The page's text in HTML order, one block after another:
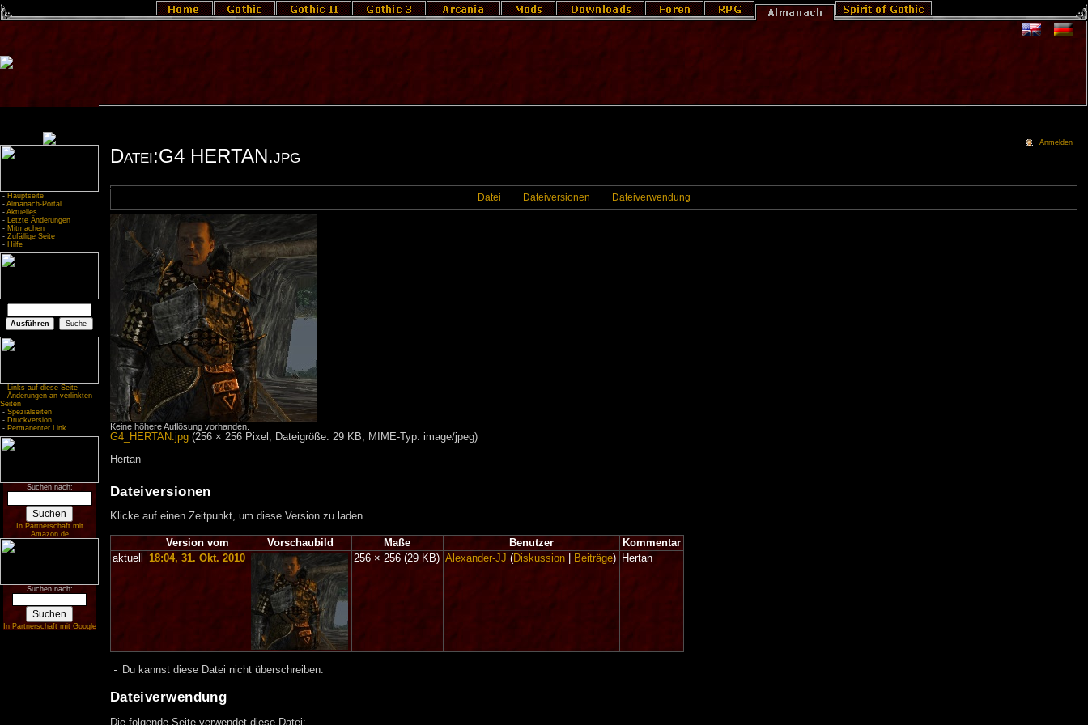
- Hauptseite
- Almanach-Portal
- Aktuelles
- Letzte Änderungen
- Mitmachen
- Zufällige Seite
- Hilfe
- Links auf diese Seite
- Änderungen an verlinkten
Seiten
- Spezialseiten
- Druckversion
- Permanenter Link
Suchen nach:
In Partnerschaft mit
Amazon.de
Suchen nach:
In Partnerschaft mit Google
Datei:G4 HERTAN.jpg
Datei Dateiversionen Dateiverwendung
Keine höhere Auflösung vorhanden.
G4_HERTAN.jpg‎ (256 × 256 Pixel, Dateigröße: 29 KB, MIME-Typ: image/jpeg)
Hertan
Dateiversionen
Klicke auf einen Zeitpunkt, um diese Version zu laden.
Version vom Vorschaubild Maße Benutzer
Kommentar
aktuell
18:04, 31. Okt. 2010 256 × 256(29 KB) Alexander-JJ (Diskussion Beiträge) Hertan
Du kannst diese Datei nicht überschreiben.
Dateiverwendung
Die folgende Seite verwendet diese Datei:
Anmelden